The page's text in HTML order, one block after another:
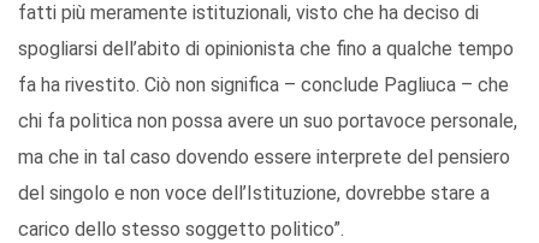
fatti più meramente istituzionali, visto che ha deciso di
spogliarsi dell’abito di opinionista che fino a qualche tempo
fa ha rivestito. Ciò non significa – conclude Pagliuca – che
chi fa politica non possa avere un suo portavoce personale,
ma che in tal caso dovendo essere interprete del pensiero
del singolo e non voce dell’Istituzione, dovrebbe stare a
carico dello stesso soggetto politico”.